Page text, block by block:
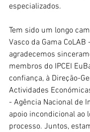
especializados.
Tem sido um longo
Vasco da Gama CoLAB
agradecemos
membros do IPCEI
confiança, à Direção-
Actividades
- Agência Nacional de
apoio incondicional ao
processo. Juntos,